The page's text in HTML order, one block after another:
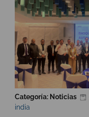
Categoría: Noticias
india